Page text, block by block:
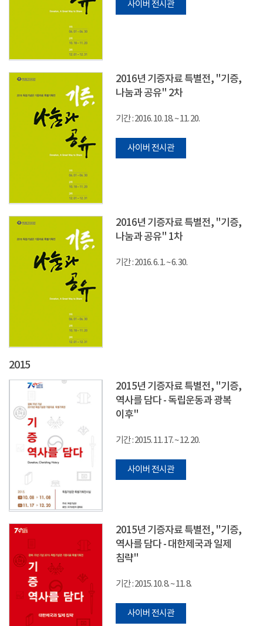
사이버 전시관
2016년 기증자료 특별전, "기증,
나눔과 공유" 2차
기간 : 2016. 10. 18. ~ 11. 20.
사이버 전시관
2016년 기증자료 특별전, "기증,
나눔과 공유" 1차
기간 : 2016. 6. 1. ~ 6. 30.
2015
2015년 기증자료 특별전, "기증,
역사를 담다 - 독립운동과 광복
이후"
기간 : 2015. 11. 17. ~ 12. 20.
사이버 전시관
2015년 기증자료 특별전, "기증,
역사를 담다 - 대한제국과 일제
침략"
기간 : 2015. 10. 8. ~ 11. 8.
사이버 전시관